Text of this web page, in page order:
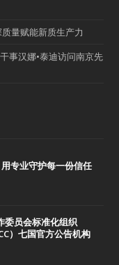
量赋能新质生产力
事汉娜•泰迪访问南京先
专业守护每一份信任
委员会标准化组织
）七国官方公告机构